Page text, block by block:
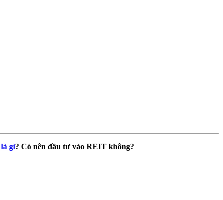
gì? Có nên đầu tư vào REIT không?